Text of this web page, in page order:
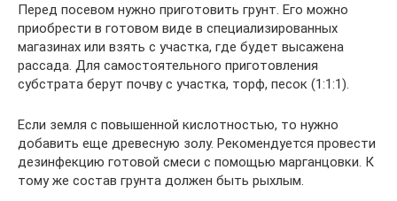
Перед посевом нужно приготовить грунт. Его можно
приобрести в готовом виде в специализированных
магазинах или взять с участка, где будет высажена
рассада. Для самостоятельного приготовления
субстрата берут почву с участка, торф, песок (1:1:1).
Если земля с повышенной кислотностью, то нужно
добавить еще древесную золу. Рекомендуется провести
дезинфекцию готовой смеси с помощью марганцовки. К
тому же состав грунта должен быть рыхлым.